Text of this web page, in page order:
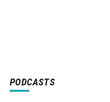
PODCASTS